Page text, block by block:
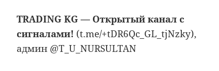
TRADING KG — Открытый канал с
сигналами! (t.me/+tDR6Qc_GL_tjNzky),
админ @T_U_NURSULTAN